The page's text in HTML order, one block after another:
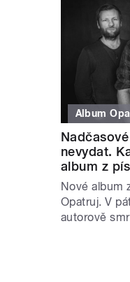
Album
nevydat.
album z
Nové album
Opatruj. V
autorově